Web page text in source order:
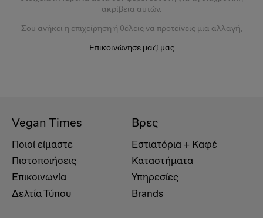
ακρίβεια αυτών.
Σου ανήκει η επιχείρηση ή θέλειςνα προτείνεις μια αλλαγή;
Επικοινώνησε μαζί μας
Vegan Times
Ποιοί είμαστε
Πιστοποιήσεις
Επικοινωνία
Δελτία Τύπου
Βρες
Εστιατόρια + Καφέ
Καταστήματα
Υπηρεσίες
Brands